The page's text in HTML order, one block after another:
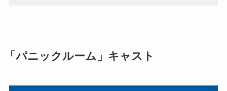
「パニックルーム」キャスト